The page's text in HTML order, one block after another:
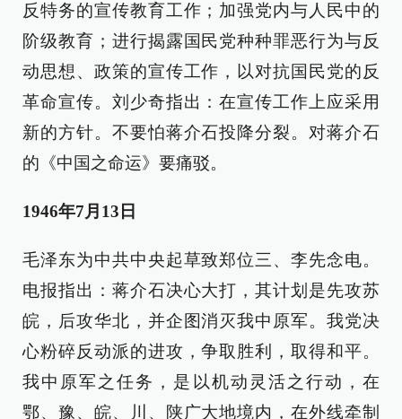
反特务的宣传教育工作；加强党内与人民中的
阶级教育；进行揭露国民党种种罪恶行为与反
动思想、政策的宣传工作，以对抗国民党的反
革命宣传。刘少奇指出：在宣传工作上应采用
新的方针。不要怕蒋介石投降分裂。对蒋介石
的《中国之命运》要痛驳。
1946年7月13日
毛泽东为中共中央起草致郑位三、李先念电。
电报指出：蒋介石决心大打，其计划是先攻苏
皖，后攻华北，并企图消灭我中原军。我党决
心粉碎反动派的进攻，争取胜利，取得和平。
我中原军之任务，是以机动灵活之行动，在
鄂、豫、皖、川、陕广大地境内，在外线牵制